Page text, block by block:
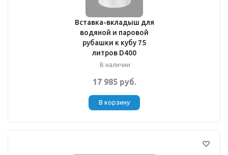
Вставка-вкладыш для
водяной и паровой
рубашки к кубу 75
литров D400
В наличии
17 985 руб.
В корзину